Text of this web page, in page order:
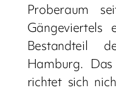
Proberaum
Bestandteil
Hamburg.
richtet sich